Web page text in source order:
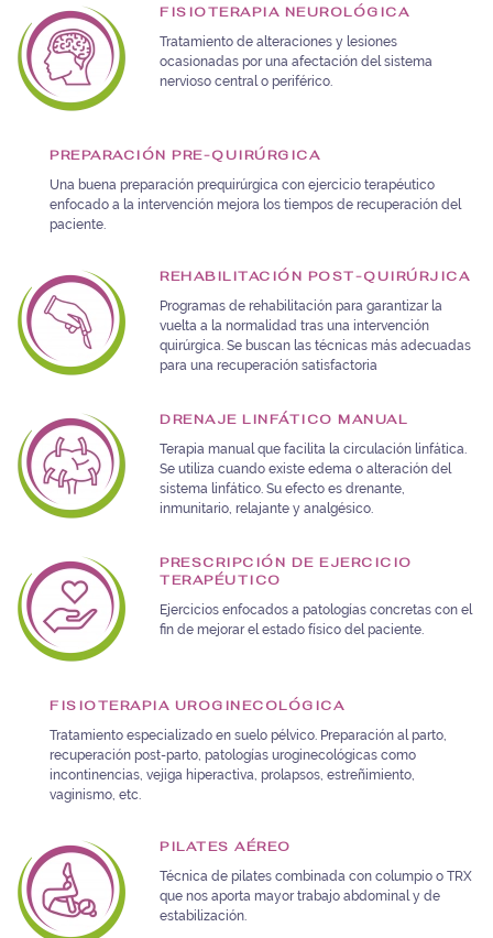
FISIOTERAPIA NEUROLÓGICA
Tratamiento de alteraciones y lesiones
ocasionadas por una afectación del sistema
nervioso central o periférico.
PREPARACIÓN PRE-QUIRÚRGICA
Una buena preparación prequirúrgica con ejercicio terapéutico
enfocado a la intervención mejora los tiempos de recuperación del
paciente.
REHABILITACIÓN POST-QUIRÚRJICA
Programas de rehabilitación para garantizar la
vuelta a la normalidad tras una intervención
quirúrgica. Se buscan las técnicas más adecuadas
para una recuperación satisfactoria
DRENAJE LINFÁTICO MANUAL
Terapia manual que facilita la circulación linfática.
Se utiliza cuando existe edema o alteración del
sistema linfático. Su efecto es drenante,
inmunitario, relajante y analgésico.
PRESCRIPCIÓN DE EJERCICIO
TERAPÉUTICO
Ejercicios enfocados a patologías concretas con el
fin de mejorar el estado físico del paciente.
FISIOTERAPIA UROGINECOLÓGICA
Tratamiento especializado en suelo pélvico. Preparación al parto,
recuperación post-parto, patologías uroginecológicas como
incontinencias, vejiga hiperactiva, prolapsos, estreñimiento,
vaginismo, etc.
PILATES AÉREO
Técnica de pilates combinada con columpio o TRX
que nos aporta mayor trabajo abdominal y de
estabilización.